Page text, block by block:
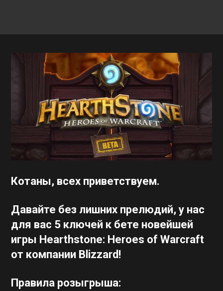
Котаны, всех приветствуем.
Давайте без лишних прелюдий, у нас
для вас 5 ключей к бете новейшей
игры Hearthstone: Heroes of Warcraft
от компании Blizzard!
Правила розыгрыша: